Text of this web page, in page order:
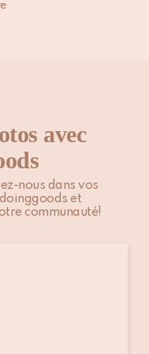
avec
nous dans vos
et
communauté!